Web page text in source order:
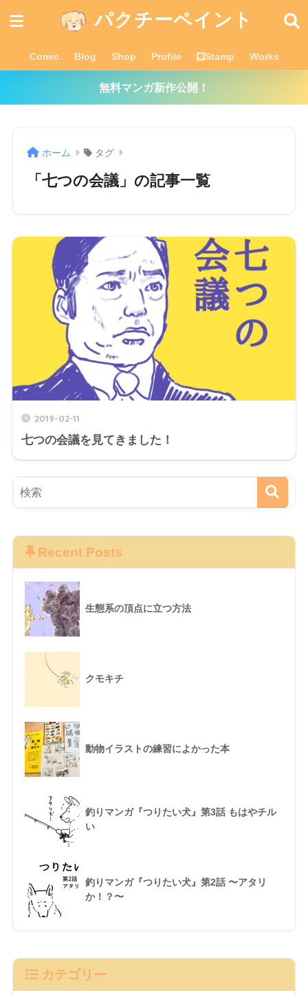
パクチーペイント
Comic Blog Shop Profile Stamp Works
無料マンガ新作公開！
ホーム タグ
「七つの会議」の記事一覧
2019-02-11
七つの会議を見てきました！
Recent Posts
生態系の頂点に立つ方法
クモキチ
動物イラストの練習によかった本
釣りマンガ『つりたい犬』第3話 もはやチル
い
釣りマンガ『つりたい犬』第2話 〜アタリ
か！？〜
カテゴリー